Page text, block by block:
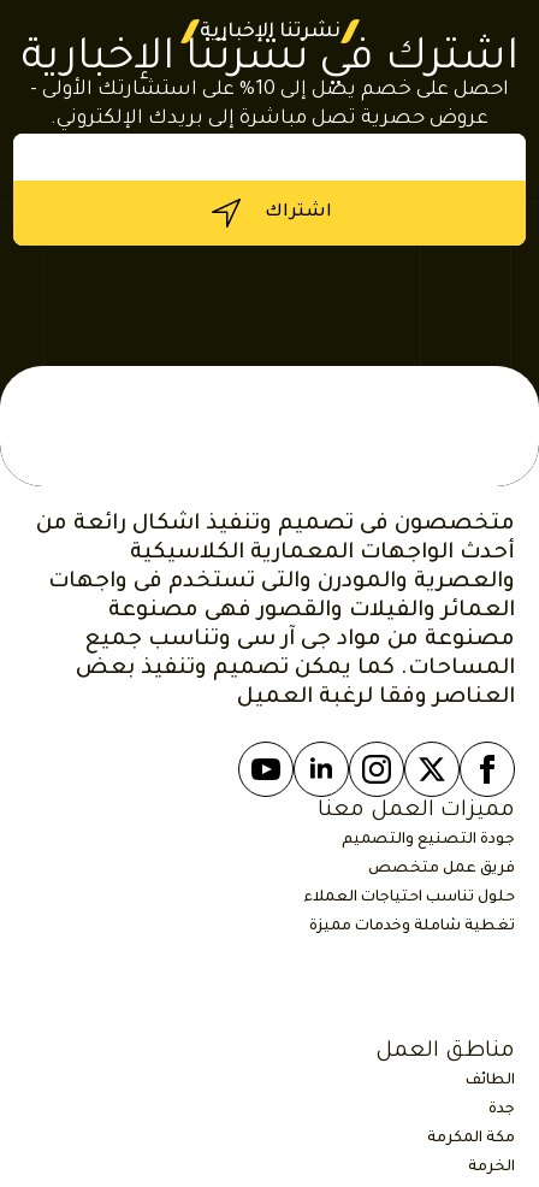
نشرتنا الإخبارية
اشترك في نشرتنا الإخبارية
احصل على خصم يصل إلى 10% على استشارتك الأولى -
عروض حصرية تصل مباشرة إلى بريدك الإلكتروني.
البريد
*
اشتراك
متخصصون فى تصميم وتنفيذ اشكال رائعة من
أحدث الواجهات المعمارية الكلاسيكية
والعصرية والمودرن والتى تستخدم فى واجهات
العمائر والفيلات والقصور فهى مصنوعة
مصنوعة من مواد جى آر سى وتناسب جميع
المساحات. كما يمكن تصميم وتنفيذ بعض
العناصر وفقا لرغبة العميل
مميزات العمل معنا
جودة التصنيع والتصميم
فريق عمل متخصص
حلول تناسب احتياجات العملاء
تغطية شاملة وخدمات مميزة
مناطق العمل
الطائف
جدة
مكة المكرمة
الخرمة